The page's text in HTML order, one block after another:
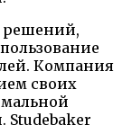
Компания
своих